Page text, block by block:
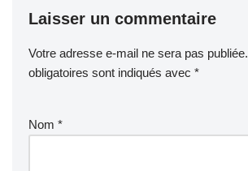
Laisser un commentaire
Votre adresse e-mail ne sera pas publiée.
obligatoires sont indiqués avec *
Nom *